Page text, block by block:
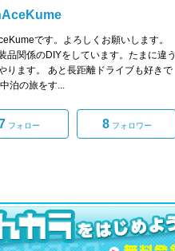
です。よろしくお願いします。
品関係のDIYをしています。たまに違う
ります。 あと長距離ドライブも好きで
泊の旅をす...
フォロー 8フォロワー